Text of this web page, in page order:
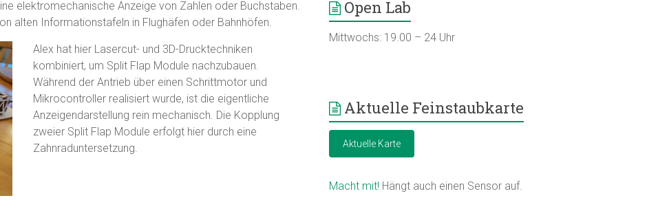
elektromechanische Anzeige von Zahlen oder Buchstaben.
alten Informationstafeln in Flughäfen oder Bahnhöfen.
Alex hat hier Lasercut- und 3D-Drucktechniken
kombiniert, um Split Flap Module nachzubauen.
Während der Antrieb über einen Schrittmotor und
Mikrocontroller realisiert wurde, ist die eigentliche
Anzeigendarstellung rein mechanisch. Die Kopplung
zweier Split Flap Module erfolgt hier durch eine
Zahnraduntersetzung.
Open Lab
Mittwochs: 19.00 – 24 Uhr
Aktuelle Feinstaubkarte
Aktuelle Karte
Macht mit! Hängt auch einen Sensor auf.